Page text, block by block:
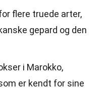
flere truede arter,
gepard og den
i Marokko,
er kendt for sine